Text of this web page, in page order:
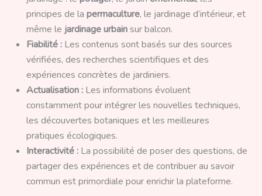
principes de la permaculture, le jardinage d’intérieur, et
même le jardinage urbainsur balcon.
Fiabilité :Les contenus sont basés sur des sources
vérifiées, des recherches scientifiques et des
expériences concrètes de jardiniers.
Actualisation :Les informations évoluent
constamment pour intégrer les nouvelles techniques,
les découvertes botaniques et les meilleures
pratiques écologiques.
Interactivité :La possibilité de poser des questions, de
partager des expériences et de contribuer au savoir
commun est primordiale pour enrichir la plateforme.